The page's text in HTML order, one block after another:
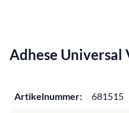
Adhese Universal
Artikelnummer: 681515